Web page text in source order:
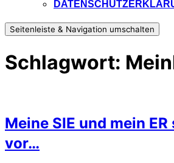
Seitenleiste & Navigation umschalten
Schlagwort:
Meine SIE und mein
vor…